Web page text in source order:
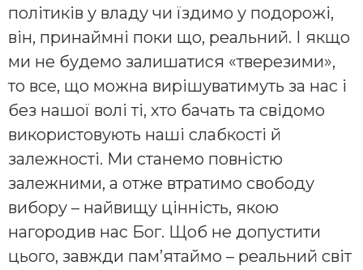
політиків у владу чи їздимо у подорожі,
він, принаймні поки що, реальний. І якщо
ми не будемо залишатися «тверезими»,
то все, що можна вирішуватимуть за нас і
без нашої волі ті, хто бачать та свідомо
використовують наші слабкості й
залежності. Ми станемо повністю
залежними, а отже втратимо свободу
вибору – найвищу цінність, якою
нагородив нас Бог. Щоб не допустити
цього, завжди пам’ятаймо – реальний світ